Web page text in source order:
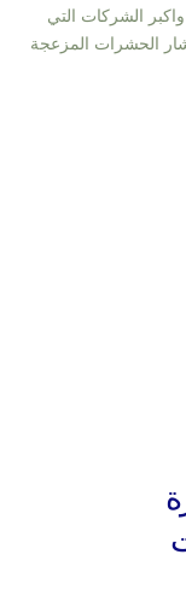
الشركات التي
الحشرات المزعجة